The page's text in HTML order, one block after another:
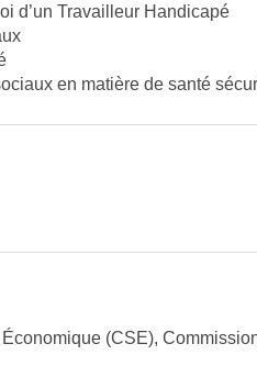
d’un Travailleur Handicapé
en matière de santé
(CSE),